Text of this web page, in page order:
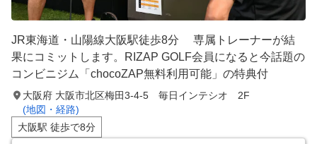
JR東海道・山陽線大阪駅徒歩8分 専属トレーナーが結
果にコミットします。RIZAP GOLF会員になると今話題の
コンビニジム「chocoZAP無料利用可能」の特典付
大阪府 大阪市北区梅田3-4-5 毎日インテシオ 2F
(地図・経路)
大阪駅 徒歩で8分